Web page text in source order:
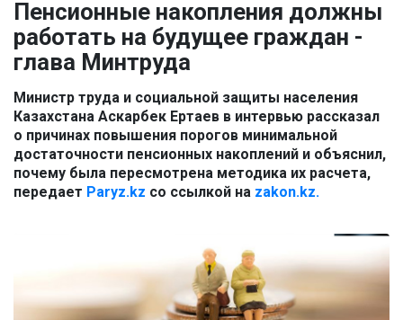
News
Пенсионные накопления должны
работать на будущее граждан -
глава Минтруда
Министр труда и социальной защиты населения
Казахстана Аскарбек Ертаев в интервью рассказал
о причинах повышения порогов минимальной
достаточности пенсионных накоплений и объяснил,
почему была пересмотрена методика их расчета,
передает Paryz.kz со ссылкой на zakon.kz.